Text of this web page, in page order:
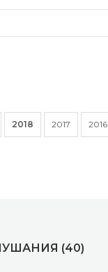
2018 2017 2016
(40)